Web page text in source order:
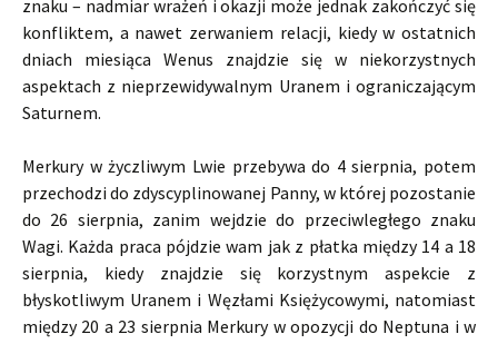
znaku – nadmiar wrażeń i okazji może jednak zakończyć się
konfliktem, a nawet zerwaniem relacji, kiedy w ostatnich
dniach miesiąca Wenus znajdzie się w niekorzystnych
aspektach z nieprzewidywalnym Uranem i ograniczającym
Saturnem.
Merkury w życzliwym Lwie przebywa do 4 sierpnia, potem
przechodzi do zdyscyplinowanej Panny, w której pozostanie
do 26 sierpnia, zanim wejdzie do przeciwległego znaku
Wagi. Każda praca pójdzie wam jak z płatka między 14 a 18
sierpnia, kiedy znajdzie się korzystnym aspekcie z
błyskotliwym Uranem i Węzłami Księżycowymi, natomiast
między 20 a 23 sierpnia Merkury w opozycji do Neptuna i w